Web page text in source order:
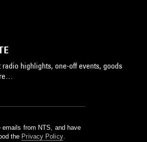
highlights, one-off events, goods
emails from NTS, and have
the Privacy Policy.